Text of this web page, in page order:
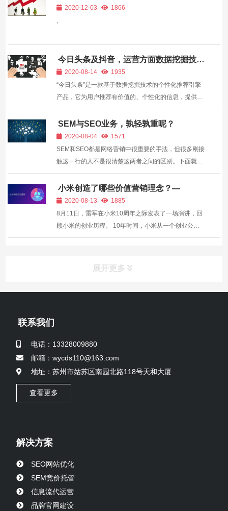
2020-12-03
1866
今日头条及抖音，运营方面数据挖掘技术
分析—
2020-08-14
1935
“今日头条”是一款基于数据挖掘技术的个性化推荐引擎
产品，它为用户推荐有价值的、个性化的信息，提供连
接人与信息的新型服务，是国内移动互联网领域成长最
快的产品之一。今日头条的数据挖掘虽然可以精准的推
荐我们所喜欢的内容，但同时也像精神鸦片一样令人上
瘾。 &n...
SEM与SEO业务，孰轻孰重呢？
2020-08-04
1571
SEM和SEO都是网络营销中很重要的手法，但很多刚接
触这一行的人不是很清楚这两者之间的区别。下面就让
伏伽科技小编来告诉你SEM和SEO的区别。 搜索引擎
营销，即SEM(Search Engine Marketing)，是基于搜
索引擎平台的营销活动，泛指在搜索引擎平台的广告推
广和管...
小米创造了哪些价值营销理念？—
2020-08-13
1885
8月11日，雷军在小米10周年之际发表了一场演讲，回
顾小米的创业历程。 10年时间，小米从一个创业公司
成为世界500强企业，不得不说小米的成功。小米的成
展开更多
联系我们
电话：13328009880
邮箱：wycds110@163.com
地址：苏州市姑苏区南园北路118号天和大厦
查看更多
解决方案
SEO网站优化
SEM竞价托管
信息流代运营
品牌官网建设